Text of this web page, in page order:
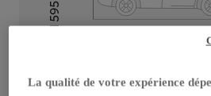
Hauteur1 595
La qualité de votre expérience